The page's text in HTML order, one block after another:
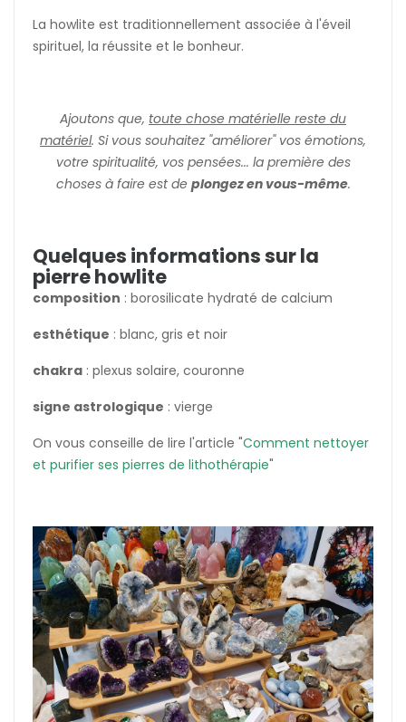
La howlite est traditionnellement associée à l'éveil
spirituel, la réussite et le bonheur.
Ajoutons que, toute chose matérielle reste du
matériel. Si vous souhaitez "améliorer" vos émotions,
votre spiritualité, vos pensées... la première des
choses à faire est de plongez en vous-même.
Quelques informations sur la
pierre howlite
composition : borosilicate hydraté de calcium
esthétique : blanc, gris et noir
chakra : plexus solaire, couronne
signe astrologique : vierge
On vous conseille de lire l'article "Comment nettoyer
et purifier ses pierres de lithothérapie"